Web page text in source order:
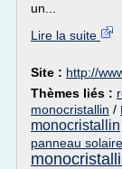
un...
Lire la suite
Site : http://
Thèmes liés :
monocristallin /
monocristallin
panneau